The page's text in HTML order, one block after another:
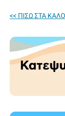
<< ΠΙΣΩ ΣΤΑ